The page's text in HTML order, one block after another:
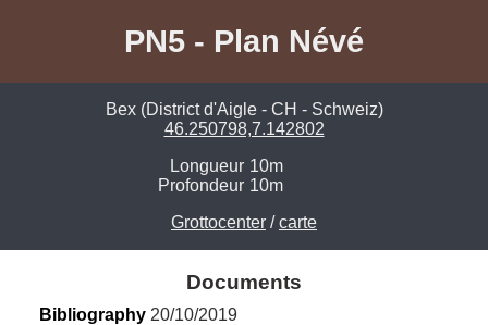
PN5 - Plan Névé
Bex (District d'Aigle - CH - Schweiz)
46.250798,7.142802
Longueur 10m
Profondeur 10m
Grottocenter /carte
Documents
Bibliography 20/10/2019